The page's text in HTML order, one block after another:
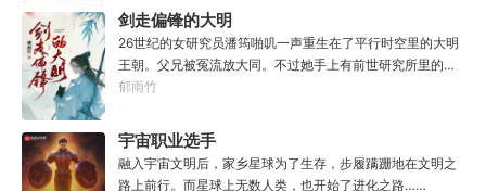
定先在魔门苟住，一世世苦修，不成仙不出山，奈何魔门凶
险异常，遍地都是人材。第一世，吕阳惨遭师姐暗算。第二
世，好不容易反杀师姐，又遭师兄毒手。第三世，第四
世……直到百世之后，再回首，吕阳才发现自己已经成为了
一代魔道巨擘，初圣宗里最畜生的那一个。“魔门个个都是人
剑走偏锋的大明
26世纪的女研究员潘筠啪叽一声重生在了平行时空里的大明
王朝。父兄被冤流放大同。不过她手上有前世研究所里的镇
馆神器——灵境！为救家人，潘筠化身道观小道士，仗剑提
度牒。潘筠大剑拍上去：闭嘴，信不信扣你鱼仔。
郁雨竹
宇宙职业选手
融入宇宙文明后，家乡星球为了生存，步履蹒跚地在文明之
路上前行。而星球上无数人类，也开始了进化之路……